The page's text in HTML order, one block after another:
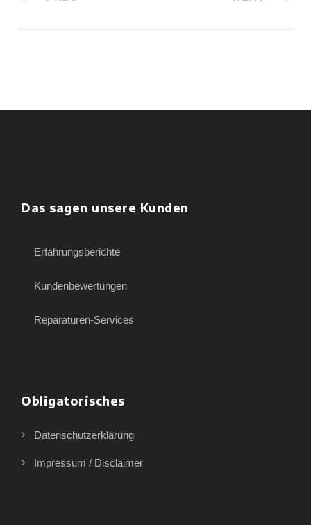
Das sagen unsere Kunden
Erfahrungsberichte
Kundenbewertungen
Reparaturen-Services
Obligatorisches
Datenschutzerklärung
Impressum / Disclaimer